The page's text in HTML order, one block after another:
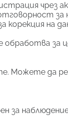
корекция на
за
Можете да
за